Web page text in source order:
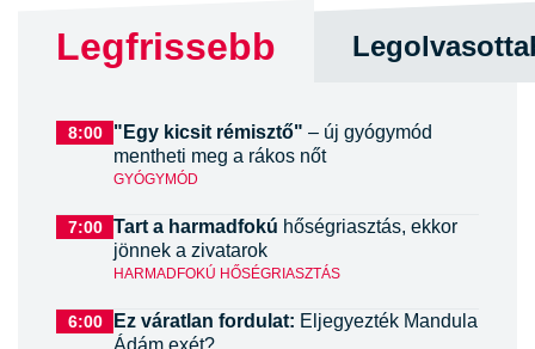
Legfrissebb
8:00 "Egy kicsit rémisztő" – új gyógymód
mentheti meg a rákos nőt
GYÓGYMÓD
7:00 Tart a harmadfokú hőségriasztás, ekkor
jönnek a zivatarok
HARMADFOKÚ HŐSÉGRIASZTÁS
6:00 Ez váratlan fordulat: Eljegyezték Mandula